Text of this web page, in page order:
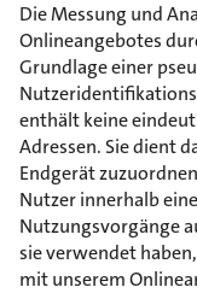
Die Messung und
Onlineangebotes
Grundlage einer
enthält keine
Adressen. Sie dient
Endgerät
Nutzer innerhalb
Nutzungsvorgänge
sie verwendet
mit unserem